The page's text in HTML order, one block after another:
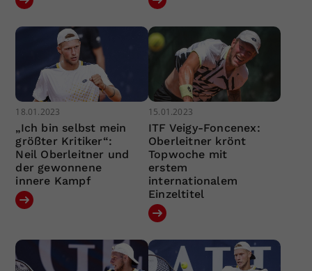
18.01.2023
„Ich bin selbst mein
größter Kritiker“:
Neil Oberleitner und
der gewonnene
innere Kampf
15.01.2023
ITF Veigy-Foncenex:
Oberleitner krönt
Topwoche mit
erstem
internationalem
Einzeltitel